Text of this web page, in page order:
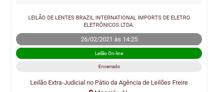
LEILÃO DE LENTES BRAZIL INTERNATIONAL IMPORTS DE ELETRO
ELETRÔNICOS LTDA.
26/02/2021 às 14:25
Leilão On-line
Encerrado
Leilão Extra-Judicial no Pátio da Agência de Leilões Freire